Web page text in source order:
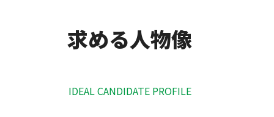
求める人物像
IDEAL CANDIDATE PROFILE